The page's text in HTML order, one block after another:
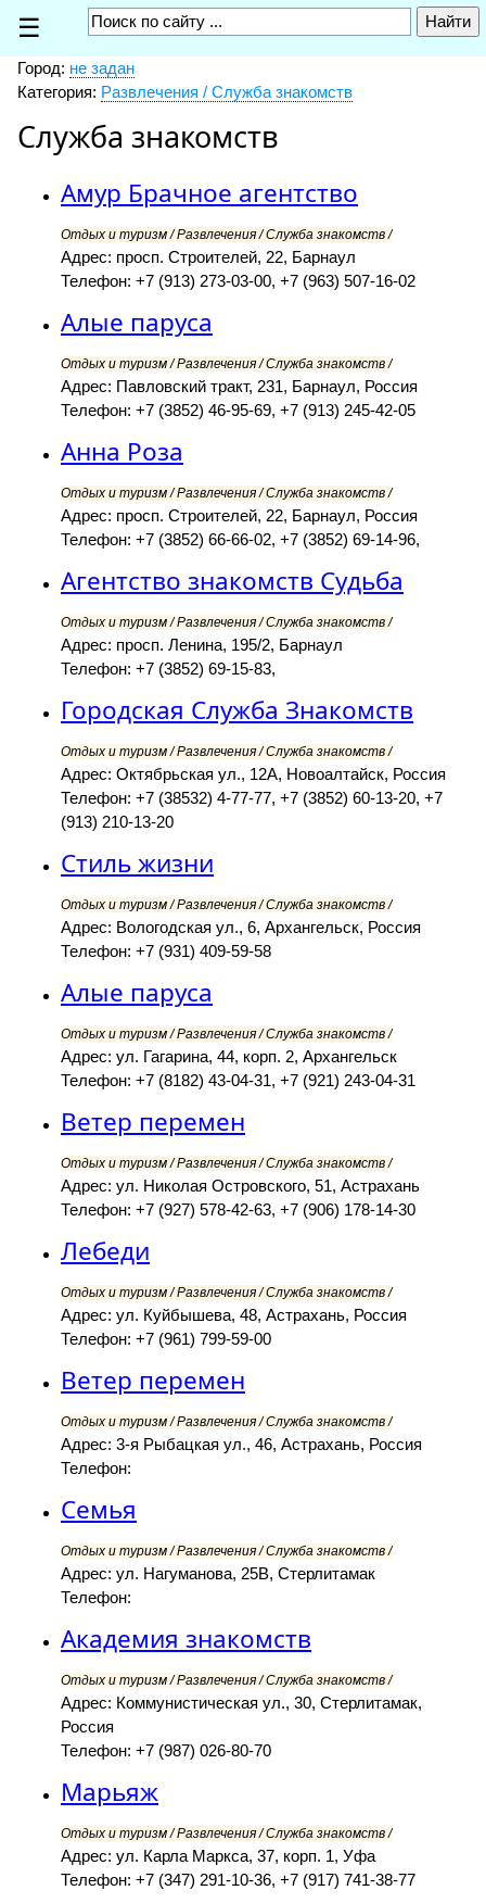
☰
Город: не задан
Категория: Развлечения / Служба знакомств
Служба знакомств
Амур Брачное агентство
Отдых и туризм / Развлечения / Служба знакомств /
Адрес: просп. Строителей, 22, Барнаул
Телефон: +7 (913) 273-03-00, +7 (963) 507-16-02
Алые паруса
Отдых и туризм / Развлечения / Служба знакомств /
Адрес: Павловский тракт, 231, Барнаул, Россия
Телефон: +7 (3852) 46-95-69, +7 (913) 245-42-05
Анна Роза
Отдых и туризм / Развлечения / Служба знакомств /
Адрес: просп. Строителей, 22, Барнаул, Россия
Телефон: +7 (3852) 66-66-02, +7 (3852) 69-14-96,
Агентство знакомств Судьба
Отдых и туризм / Развлечения / Служба знакомств /
Адрес: просп. Ленина, 195/2, Барнаул
Телефон: +7 (3852) 69-15-83,
Городская Служба Знакомств
Отдых и туризм / Развлечения / Служба знакомств /
Адрес: Октябрьская ул., 12А, Новоалтайск, Россия
Телефон: +7 (38532) 4-77-77, +7 (3852) 60-13-20, +7
(913) 210-13-20
Стиль жизни
Отдых и туризм / Развлечения / Служба знакомств /
Адрес: Вологодская ул., 6, Архангельск, Россия
Телефон: +7 (931) 409-59-58
Алые паруса
Отдых и туризм / Развлечения / Служба знакомств /
Адрес: ул. Гагарина, 44, корп. 2, Архангельск
Телефон: +7 (8182) 43-04-31, +7 (921) 243-04-31
Ветер перемен
Отдых и туризм / Развлечения / Служба знакомств /
Адрес: ул. Николая Островского, 51, Астрахань
Телефон: +7 (927) 578-42-63, +7 (906) 178-14-30
Лебеди
Отдых и туризм / Развлечения / Служба знакомств /
Адрес: ул. Куйбышева, 48, Астрахань, Россия
Телефон: +7 (961) 799-59-00
Ветер перемен
Отдых и туризм / Развлечения / Служба знакомств /
Адрес: 3-я Рыбацкая ул., 46, Астрахань, Россия
Телефон:
Семья
Отдых и туризм / Развлечения / Служба знакомств /
Адрес: ул. Нагуманова, 25В, Стерлитамак
Телефон:
Академия знакомств
Отдых и туризм / Развлечения / Служба знакомств /
Адрес: Коммунистическая ул., 30, Стерлитамак,
Россия
Телефон: +7 (987) 026-80-70
Марьяж
Отдых и туризм / Развлечения / Служба знакомств /
Адрес: ул. Карла Маркса, 37, корп. 1, Уфа
Телефон: +7 (347) 291-10-36, +7 (917) 741-38-77